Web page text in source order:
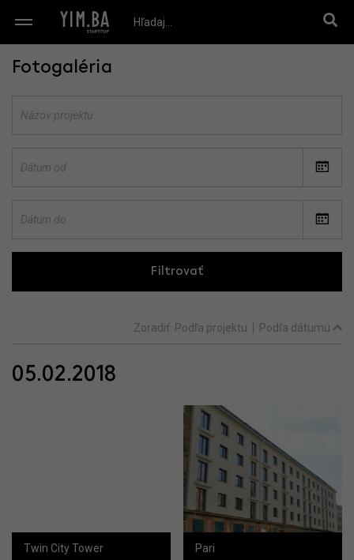
Fotogaléria
Filtrovať
Zoradiť: Podľa projektu Podľa dátumu
05.02.2018
Twin City Tower Pari